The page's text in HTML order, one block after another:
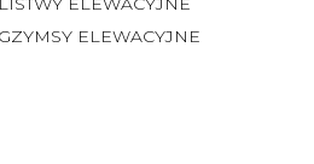
GZYMSY ELEWACYJNE